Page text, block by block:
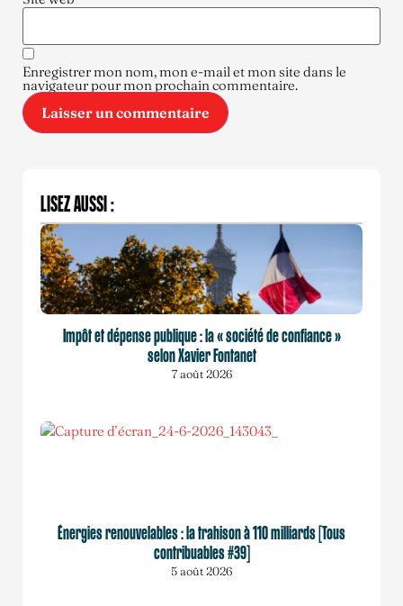
Enregistrer mon nom, mon e-mail et mon site dans le
navigateur pour mon prochain commentaire.
LISEZ AUSSI :
Impôt et dépense publique : la « société de confiance »
selon Xavier Fontanet
7 août 2026
Énergies renouvelables : la trahison à 110 milliards [Tous
contribuables #39]
5 août 2026